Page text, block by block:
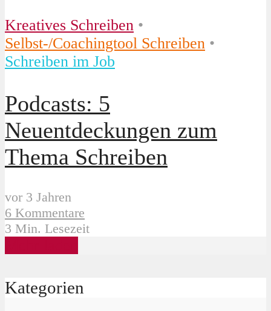
Kreatives Schreiben •
Selbst-/Coachingtool Schreiben •
Schreiben im Job
Podcasts: 5
Neuentdeckungen zum
Thema Schreiben
vor 3 Jahren
6 Kommentare
3 Min. Lesezeit
Kategorien